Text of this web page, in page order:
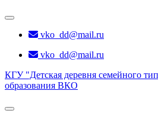
vko_dd@mail.ru
vko_dd@mail.ru
КГУ "Детская деревня семейного
образования ВКО